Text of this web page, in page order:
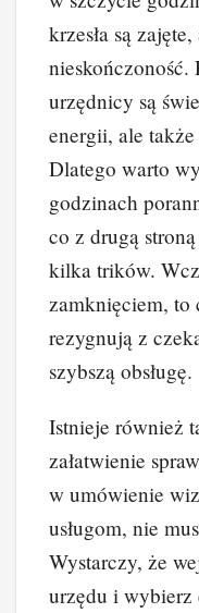
krzesła są
urzędnicy są
energii, ale
Dlatego warto
godzinach
co z drugą
kilka trików.
zamknięciem, to
rezygnują z
szybszą obsługę.
Istnieje również
załatwienie
w umówienie
usługom, nie
Wystarczy, że
urzędu i wybierz